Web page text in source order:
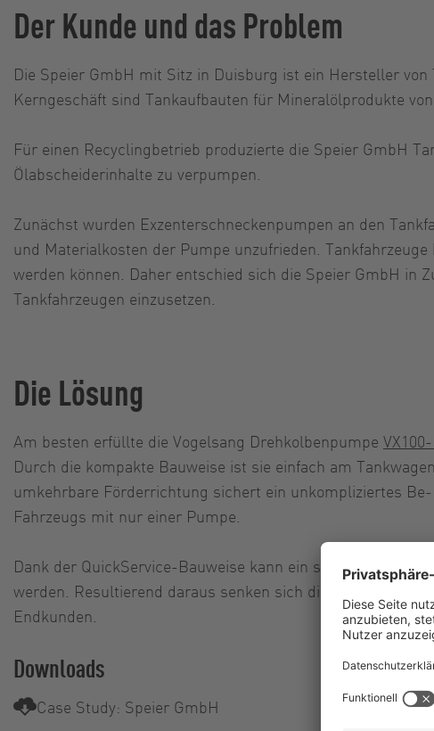
Der Kunde und das Problem
Die Speier GmbH mit Sitz in Duisburg ist ein Hersteller
Kerngeschäft sind Tankaufbauten für Mineralölprodukte
Für einen Recyclingbetrieb produzierte die Speier GmbH
Ölabscheiderinhalte zu verpumpen.
Zunächst wurden Exzenterschneckenpumpen an den
und Materialkosten der Pumpe unzufrieden.
werden können. Daher entschied sich die Speier GmbH in
Tankfahrzeugen einzusetzen.
Die Lösung
Am besten erfüllte die Vogelsang Drehkolbenpumpe
Durch die kompakte Bauweise ist sie einfach am
umkehrbare Förderrichtung sichert ein unkompliziertes
Fahrzeugs mit nur einer Pumpe.
Dank der QuickService-Bauweise kann ein schneller Service
werden. Resultierend daraus senken sich die
Endkunden.
Downloads
Case Study: Speier GmbH